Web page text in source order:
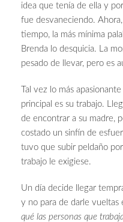
idea que tenía de ella y
fue desvaneciendo.
tiempo, la más mínima
Brenda lo desquicia. La
pesado de llevar, pero es
Tal vez lo más
principal es su trabajo.
de encontrar a su madre,
costado un sinfín de
tuvo que subir peldaño
trabajo le exigiese.
Un día decide llegar
y no para de darle vueltas
qué las personas que